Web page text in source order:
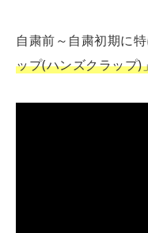
自粛前～自粛初期に特
ップ(ハンズクラップ)